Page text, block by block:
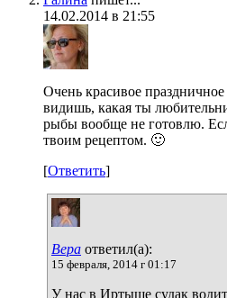
14.02.2014 в 21:55
Очень красивое
видишь, какая ты
рыбы вообще не готовлю.
твоим рецептом. 🙂
[Ответить]
Вера ответил(а):
15 февраля, 2014 г 01:17
У нас в Иртыше судак